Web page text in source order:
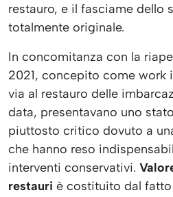
restauro, e il fasciame dello
totalmente originale.
In concomitanza con la
2021, concepito come work
via al restauro delle
data, presentavano uno
piuttosto critico dovuto a
che hanno reso
interventi conservativi.
restauri è costituito dal